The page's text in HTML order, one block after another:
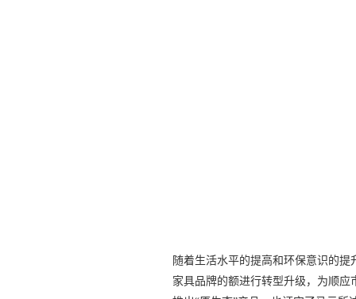
随着生活水平的提高和环保意识的
家具品牌的额进行转型升级，为顺应